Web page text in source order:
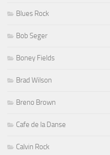
Blues Rock
Bob Seger
Boney Fields
Brad Wilson
Breno Brown
Cafe de la Danse
Calvin Rock